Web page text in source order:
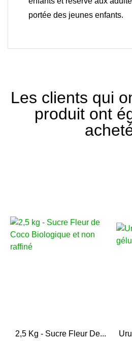
portée des jeunes enfants.
Les clients qui
produit ont
2,5 Kg - Sucre Fleur De...